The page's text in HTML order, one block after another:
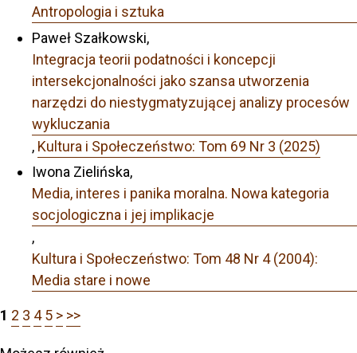
Antropologia i sztuka
Paweł Szałkowski,
Integracja teorii podatności i koncepcji
intersekcjonalności jako szansa utworzenia
narzędzi do niestygmatyzującej analizy procesów
wykluczania
, Kultura i Społeczeństwo: Tom 69 Nr 3 (2025)
Iwona Zielińska,
Media, interes i panika moralna. Nowa kategoria
socjologiczna i jej implikacje
,
Kultura i Społeczeństwo: Tom 48 Nr 4 (2004):
Media stare i nowe
1 2 3 4 5 > >>